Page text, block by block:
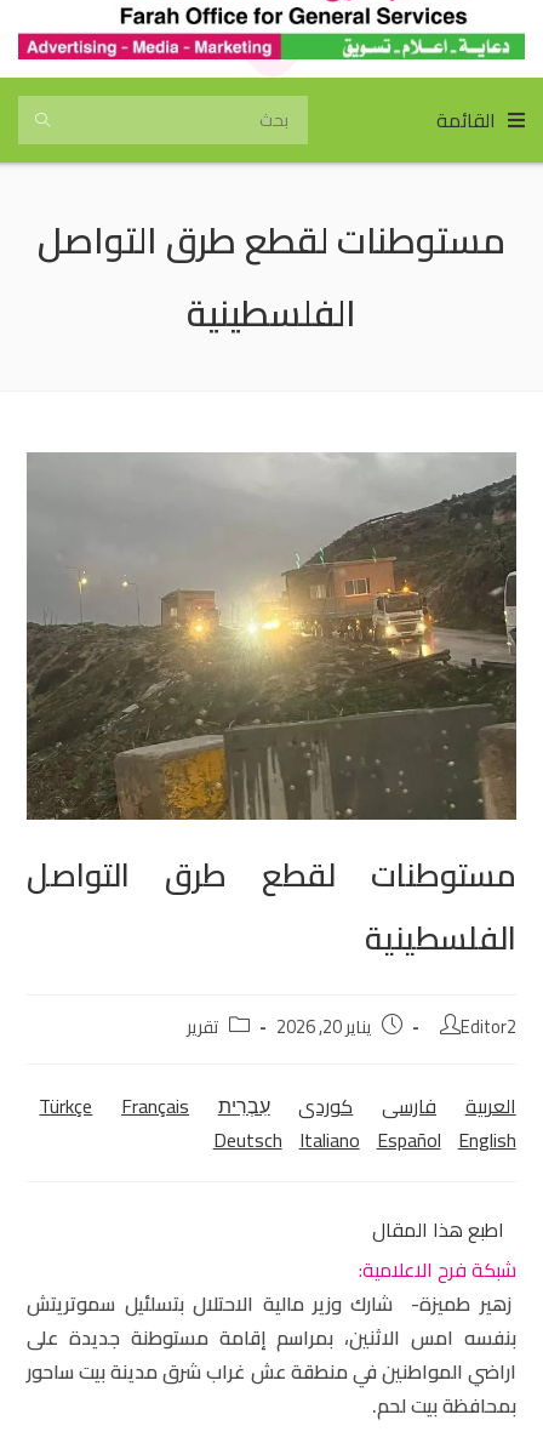
القائمة
مستوطنات لقطع طرق التواصل
الفلسطينية
مستوطنات لقطع طرق التواصل
الفلسطينية
Editor2 يناير 20, 2026 تقرير
العربية فارسی كوردی‎ עִבְרִית Türkçe
Français
Deutsch Italiano Español English
اطبع هذا المقال
شبكة فرح الاعلامية:
زهير طميزة- شارك وزير مالية الاحتلال بتسلئيل سموتريتش
بنفسه امس الاثنين، بمراسم إقامة مستوطنة جديدة على
اراضي المواطنين في منطقة عش غراب شرق مدينة بيت ساحور
بمحافظة بيت لحم.